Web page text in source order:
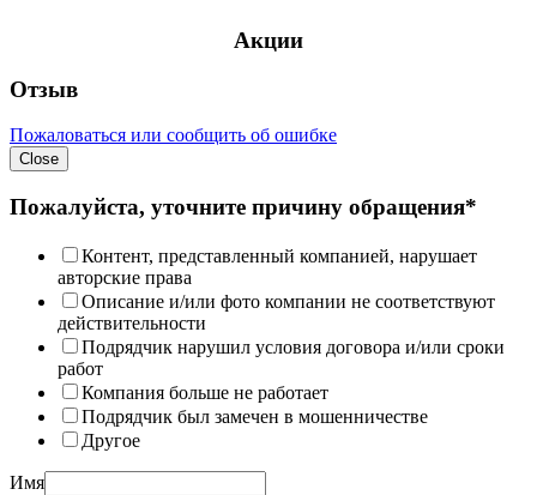
Акции
Отзыв
Пожаловаться или сообщить об ошибке
Close
Пожалуйста, уточните причину обращения*
Контент, представленный компанией, нарушает
авторские права
Описание и/или фото компании не соответствуют
действительности
Подрядчик нарушил условия договора и/или сроки
работ
Компания больше не работает
Подрядчик был замечен в мошенничестве
Другое
Имя